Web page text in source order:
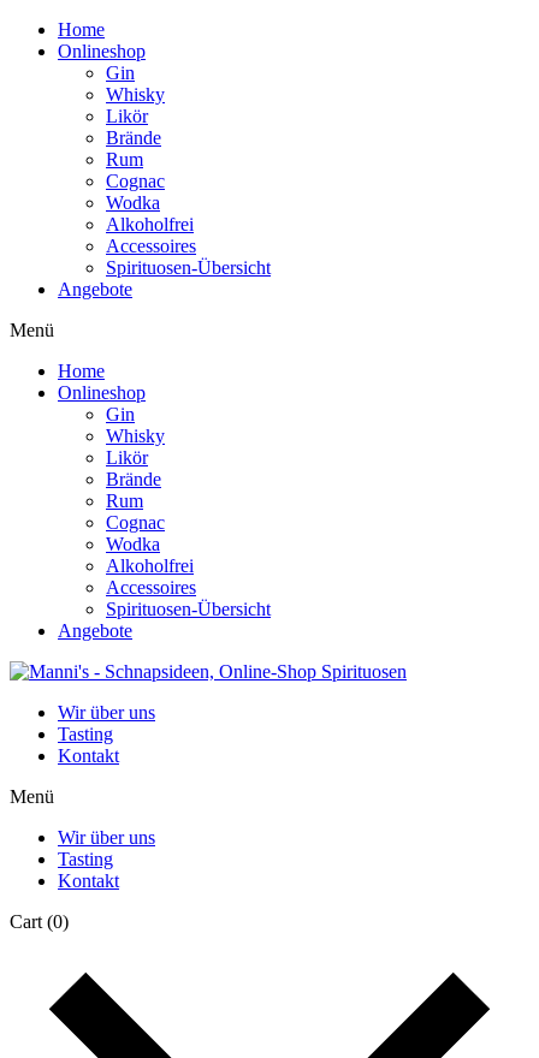
Home
Onlineshop
Gin
Whisky
Likör
Brände
Rum
Cognac
Wodka
Alkoholfrei
Accessoires
Spirituosen-Übersicht
Angebote
Menü
Home
Onlineshop
Gin
Whisky
Likör
Brände
Rum
Cognac
Wodka
Alkoholfrei
Accessoires
Spirituosen-Übersicht
Angebote
Wir über uns
Tasting
Kontakt
Menü
Wir über uns
Tasting
Kontakt
Cart (0)